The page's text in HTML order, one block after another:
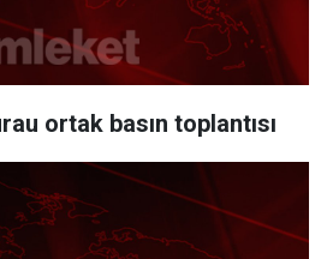
ortak basın toplantısı